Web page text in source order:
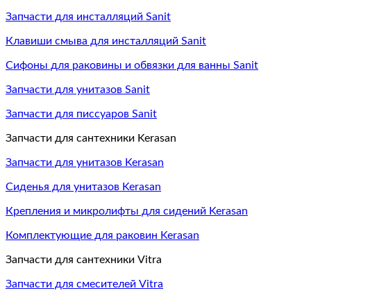
Запчасти для инсталляций Sanit
Клавиши смыва для инсталляций Sanit
Сифоны для раковины и обвязки для ванны Sanit
Запчасти для унитазов Sanit
Запчасти для писсуаров Sanit
Запчасти для сантехники Kerasan
Запчасти для унитазов Kerasan
Сиденья для унитазов Kerasan
Крепления и микролифты для сидений Kerasan
Комплектующие для раковин Kerasan
Запчасти для сантехники Vitra
Запчасти для смесителей Vitra